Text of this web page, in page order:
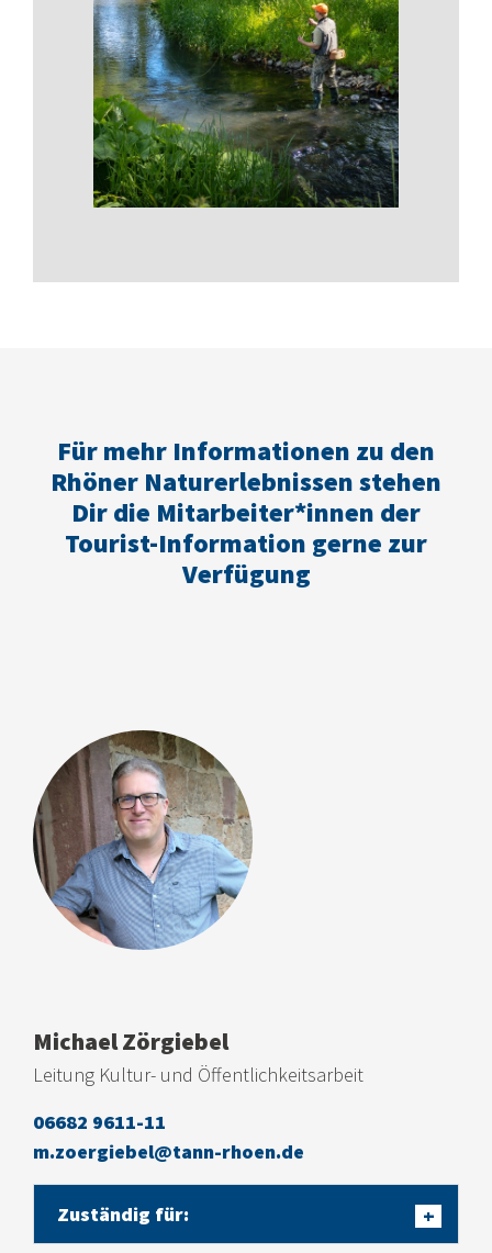
Für mehr Informationen zu den
Rhöner Naturerlebnissen stehen
Dir die Mitarbeiter*innen der
Tourist-Information gerne zur
Verfügung
Michael Zörgiebel
Leitung Kultur- und Öffentlichkeitsarbeit
06682 9611-11
m.zoergiebel@tann-rhoen.de
Zuständig für: +